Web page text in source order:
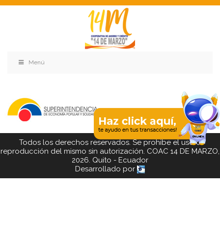
Menú
Todos los derechos reservados. Se prohibe el uso o
reproducción del mismo sin autorización. COAC 14 DE MARZO,
2026. Quito - Ecuador
Desarrollado por